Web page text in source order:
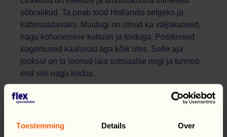
Toestemming Details Over
sõbralikud. Ta peab tööd Hollandis selgeks ja
kättesaadavaks. Muidugi on olnud ka väljakutseid,
nagu kohanemine kultuuri ja toiduga. Positiivsed
kogemused kaaluvad aga kõik üles. Selle aja
jooksul on ta loonud laia sotsiaalse ringi ja tunneb
end siin nagu kodus.
SAMM-SAMMULT
EDASI